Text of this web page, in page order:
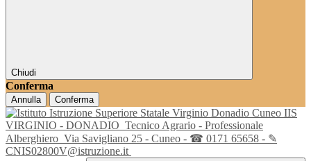
Chiudi
Conferma
Annulla Conferma
IIS
VIRGINIO - DONADIO Tecnico Agrario - Professionale
Alberghiero Via Savigliano 25 - Cuneo - ☎ 0171 65658 - ✎
CNIS02800V@istruzione.it